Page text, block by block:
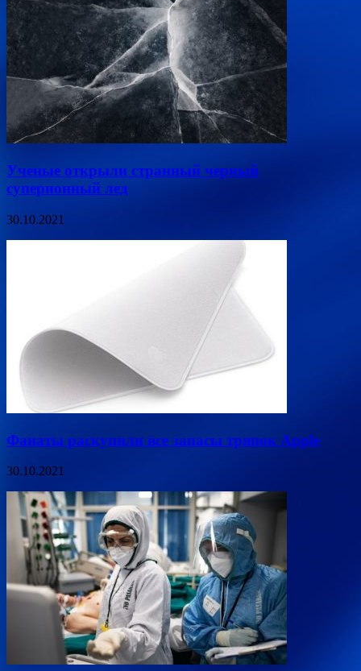
Ученые открыли странный черный
суперионный лед
30.10.2021
Фанаты раскупили все запасы тряпок Apple
30.10.2021